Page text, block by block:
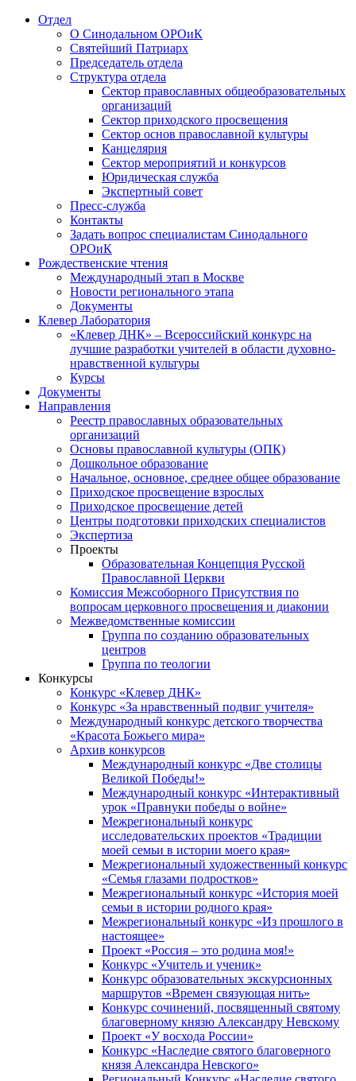
Отдел
О Синодальном ОРОиК
Святейший Патриарх
Председатель отдела
Структура отдела
Сектор православных общеобразовательных
организаций
Сектор приходского просвещения
Сектор основ православной культуры
Канцелярия
Сектор мероприятий и конкурсов
Юридическая служба
Экспертный совет
Пресс-служба
Контакты
Задать вопрос специалистам Синодального
ОРОиК
Рождественские чтения
Международный этап в Москве
Новости регионального этапа
Документы
Клевер Лаборатория
«Клевер ДНК» – Всероссийский конкурс на
лучшие разработки учителей в области духовно-
нравственной культуры
Курсы
Документы
Направления
Реестр православных образовательных
организаций
Основы православной культуры (ОПК)
Дошкольное образование
Начальное, основное, среднее общее образование
Приходское просвещение взрослых
Приходское просвещение детей
Центры подготовки приходских специалистов
Экспертиза
Проекты
Образовательная Концепция Русской
Православной Церкви
Комиссия Межсоборного Присутствия по
вопросам церковного просвещения и диаконии
Межведомственные комиссии
Группа по созданию образовательных
центров
Группа по теологии
Конкурсы
Конкурс «Клевер ДНК»
Конкурс «За нравственный подвиг учителя»
Международный конкурс детского творчества
«Красота Божьего мира»
Архив конкурсов
Международный конкурс «Две столицы
Великой Победы!»
Международный конкурс «Интерактивный
урок «Правнуки победы о войне»
Межрегиональный конкурс
исследовательских проектов «Традиции
моей семьи в истории моего края»
Межрегиональный художественный конкурс
«Семья глазами подростков»
Межрегиональный конкурс «История моей
семьи в истории родного края»
Межрегиональный конкурс «Из прошлого в
настоящее»
Проект «Россия – это родина моя!»
Конкурс «Учитель и ученик»
Конкурс образовательных экскурсионных
маршрутов «Времен связующая нить»
Конкурс сочинений, посвященный святому
благоверному князю Александру Невскому
Проект «У восхода России»
Конкурс «Наследие святого благоверного
князя Александра Невского»